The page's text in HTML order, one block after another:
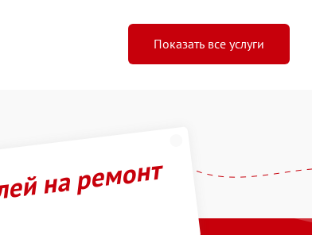
Показать все услуги
на ремонт